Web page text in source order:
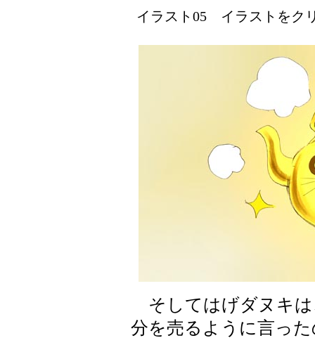
イラスト05 イラストをク
そしてはげダヌキは
分を売るように言っ